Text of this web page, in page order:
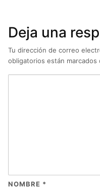
Deja una
Tu dirección de correo
obligatorios están marcados
NOMBRE *